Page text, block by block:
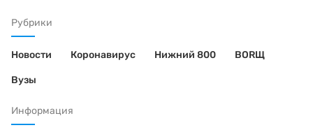
Рубрики
Новости Коронавирус Нижний 800 BORЩ
Вузы
Информация